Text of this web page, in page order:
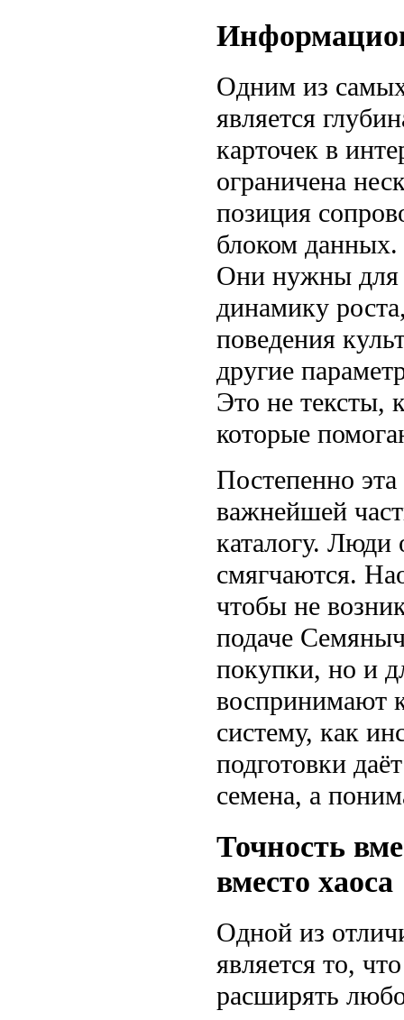
Одним из
является
карточек в
ограничена
позиция
блоком данных.
Они нужны для
динамику
поведения
другие
Это не тексты,
которые
Постепенно
важнейшей
каталогу.
смягчаются.
чтобы не
подаче Семяныч
покупки, но и
воспринимают
систему, как
подготовки
семена, а
Точность
вместо хаоса
Одной из
является то,
расширять